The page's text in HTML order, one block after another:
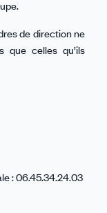
de direction ne
que celles qu’ils
: 06.45.34.24.03